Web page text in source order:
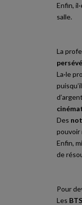
Enfin,
salle.
La
La·le
Des
pouvoir
Enfin,
de
Pour
Les